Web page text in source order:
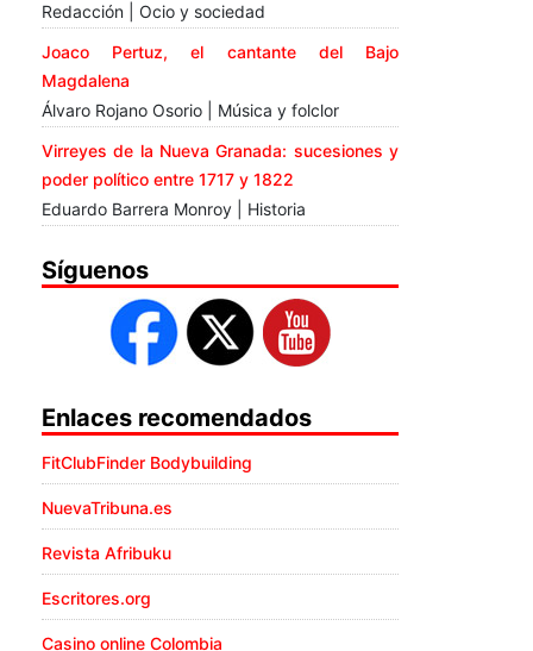
Redacción | Ocio y sociedad
Joaco Pertuz, el cantante del Bajo
Magdalena
Álvaro Rojano Osorio | Música y folclor
Virreyes de la Nueva Granada: sucesiones y
poder político entre 1717 y 1822
Eduardo Barrera Monroy | Historia
Síguenos
Enlaces recomendados
FitClubFinder Bodybuilding
NuevaTribuna.es
Revista Afribuku
Escritores.org
Casino online Colombia